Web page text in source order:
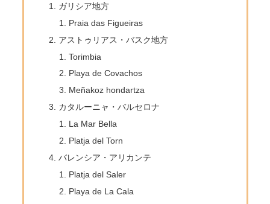
ガリシア地方
Praia das Figueiras
アストゥリアス・バスク地方
Torimbia
Playa de Covachos
Meñakoz hondartza
カタルーニャ・バルセロナ
La Mar Bella
Platja del Torn
バレンシア・アリカンテ
Platja del Saler
Playa de La Cala